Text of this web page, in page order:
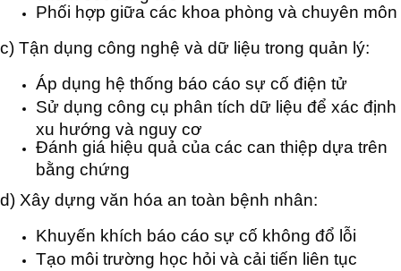
Phối hợp giữa các khoa phòng và chuyên môn
c) Tận dụng công nghệ và dữ liệu trong quản lý:
Áp dụng hệ thống báo cáo sự cố điện tử
Sử dụng công cụ phân tích dữ liệu để xác định
xu hướng và nguy cơ
Đánh giá hiệu quả của các can thiệp dựa trên
bằng chứng
d) Xây dựng văn hóa an toàn bệnh nhân:
Khuyến khích báo cáo sự cố không đổ lỗi
Tạo môi trường học hỏi và cải tiến liên tục